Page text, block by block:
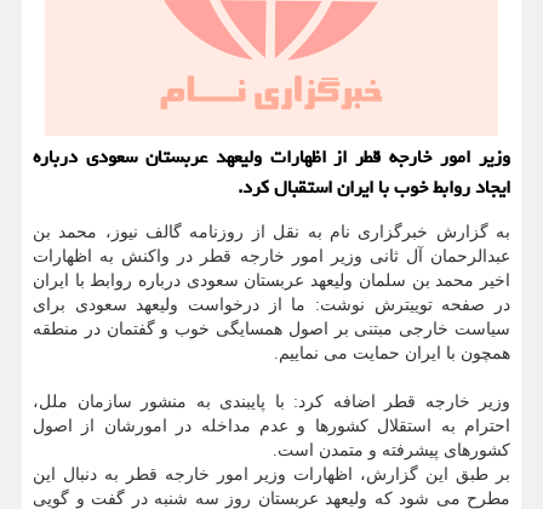
وزیر امور خارجه قطر از اظهارات ولیعهد عربستان سعودی درباره
ایجاد روابط خوب با ایران استقبال کرد.
به گزارش خبرگزاری نام به نقل از روزنامه گالف نیوز، محمد بن
عبدالرحمان آل ثانی وزیر امور خارجه قطر در واکنش به اظهارات
اخیر محمد بن سلمان ولیعهد عربستان سعودی درباره روابط با ایران
در صفحه توییترش نوشت: ما از درخواست ولیعهد سعودی برای
سیاست خارجی مبتنی بر اصول همسایگی خوب و گفتمان در منطقه
همچون با ایران حمایت می نماییم.
وزیر خارجه قطر اضافه کرد: با پایبندی به منشور سازمان ملل،
احترام به استقلال کشورها و عدم مداخله در امورشان از اصول
کشورهای پیشرفته و متمدن است.
بر طبق این گزارش، اظهارات وزیر امور خارجه قطر به دنبال این
مطرح می شود که ولیعهد عربستان روز سه شنبه در گفت و گویی